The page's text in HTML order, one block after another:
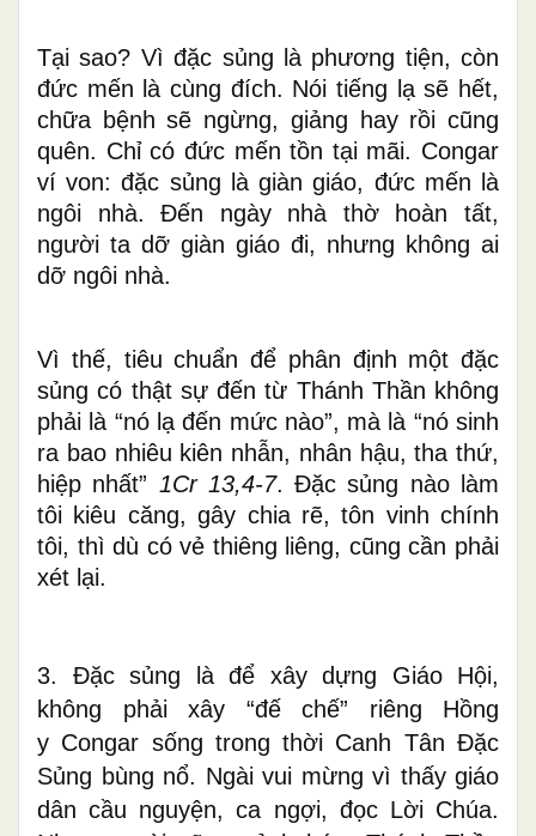
Tại sao? Vì đặc sủng là phương tiện, còn
đức mến là cùng đích. Nói tiếng lạ sẽ hết,
chữa bệnh sẽ ngừng, giảng hay rồi cũng
quên. Chỉ có đức mến tồn tại mãi. Congar
ví von: đặc sủng là giàn giáo, đức mến là
ngôi nhà. Đến ngày nhà thờ hoàn tất,
người ta dỡ giàn giáo đi, nhưng không ai
dỡ ngôi nhà.
Vì thế, tiêu chuẩn để phân định một đặc
sủng có thật sự đến từ Thánh Thần không
phải là “nó lạ đến mức nào”, mà là “nó sinh
ra bao nhiêu kiên nhẫn, nhân hậu, tha thứ,
hiệp nhất” 1Cr 13,4-7. Đặc sủng nào làm
tôi kiêu căng, gây chia rẽ, tôn vinh chính
tôi, thì dù có vẻ thiêng liêng, cũng cần phải
xét lại.
3. Đặc sủng là để xây dựng Giáo Hội,
không phải xây “đế chế” riêng Hồng
y Congar sống trong thời Canh Tân Đặc
Sủng bùng nổ. Ngài vui mừng vì thấy giáo
dân cầu nguyện, ca ngợi, đọc Lời Chúa.